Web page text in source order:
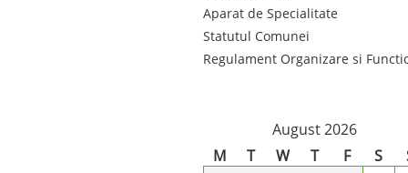
Aparat de Specialitate
Statutul Comunei
Regulament Organizare si
August 2026
M
T W T F S